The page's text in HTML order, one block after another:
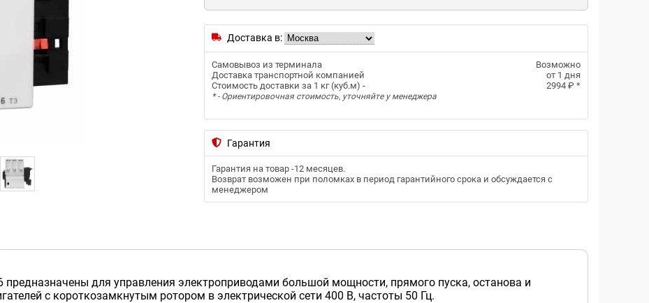
Доставка в:
Самовывоз из терминала
Возможно
Доставка транспортной компанией
от 1 дня
Стоимость доставки за 1 кг (куб.м) -
2994 ₽ *
* - Ориентировочная стоимость, уточняйте у менеджера
Гарантия
Гарантия на товар -12 месяцев.
Возврат возможен при поломках в период гарантийного срока и обсуждается с
менеджером
для управления электроприводами большой мощности, прямого пуска, останова и
с короткозамкнутым ротором в электрической сети 400 В, частоты 50 Гц.